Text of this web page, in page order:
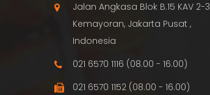
Jalan Angkasa Blok B.15 KAV 2-3
Kemayoran, Jakarta Pusat ,
Indonesia
021 6570 1116 (08.00 - 16.00)
021 6570 1152 (08.00 - 16.00)